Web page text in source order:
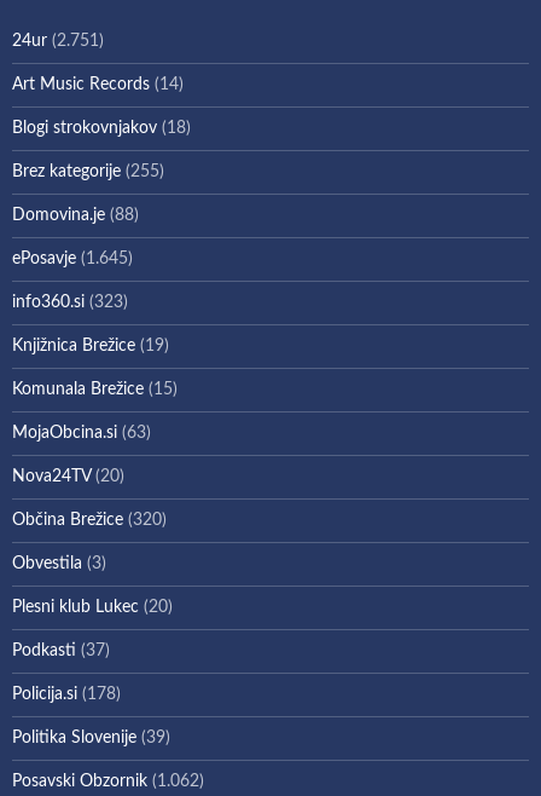
24ur (2.751)
Art Music Records (14)
Blogi strokovnjakov (18)
Brez kategorije (255)
Domovina.je (88)
ePosavje (1.645)
info360.si (323)
Knjižnica Brežice (19)
Komunala Brežice (15)
MojaObcina.si (63)
Nova24TV(20)
Občina Brežice (320)
Obvestila (3)
Plesni klub Lukec (20)
Podkasti (37)
Policija.si (178)
Politika Slovenije (39)
Posavski Obzornik (1.062)